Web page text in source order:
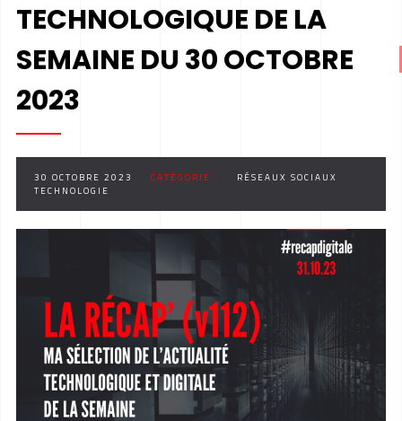
TECHNOLOGIQUE DE LA
SEMAINE DU 30 OCTOBRE
2023
30 OCTOBRE 2023 CATÉGORIE :
RÉSEAUX SOCIAUX
TECHNOLOGIE